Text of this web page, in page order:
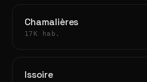
Chamalières
17K hab.
Issoire